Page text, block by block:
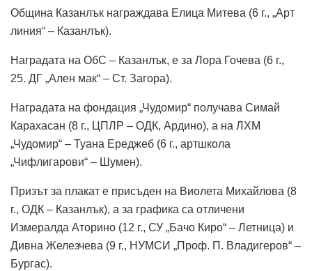
Община Казанлък награждава Елица Митева (6 г., „Арт
линия“ – Казанлък).
Наградата на ОбС – Казанлък, е за Лора Гочева (6 г.,
25. ДГ „Ален мак“ – Ст. Загора).
Наградата на фондация „Чудомир“ получава Симай
Карахасан (8 г., ЦПЛР – ОДК, Ардино), а на ЛХМ
„Чудомир“ – Туана Ереджеб (6 г., артшкола
„Чифлигарови“ – Шумен).
Призът за плакат е присъден на Виолета Михайлова (8
г., ОДК – Казанлък), а за графика са отличени
Измералда Аторино (12 г., СУ „Бачо Киро“ – Летница) и
Дивна Железчева (9 г., НУМСИ „Проф. П. Владигеров“ –
Бургас).